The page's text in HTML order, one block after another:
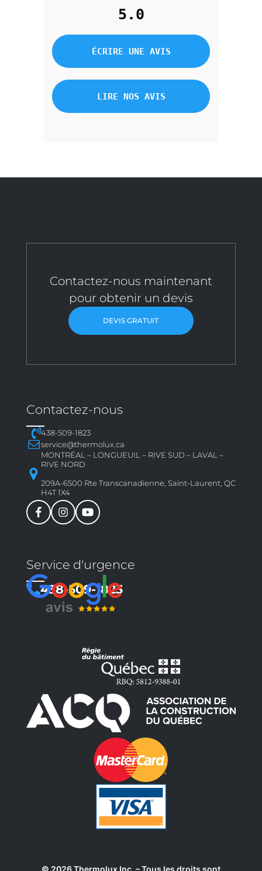
5.0
ÉCRIRE UNE AVIS
LIRE NOS AVIS
Contactez-nous maintenant
pour obtenir un devis
DEVIS GRATUIT
Contactez-nous
438-509-1823
service@thermolux.ca
MONTRÉAL – LONGUEUIL – RIVE SUD – LAVAL –
RIVE NORD
209A-6500 Rte Transcanadienne, Saint-Laurent, QC
H4T 1X4
Service d'urgence
438-509-1823